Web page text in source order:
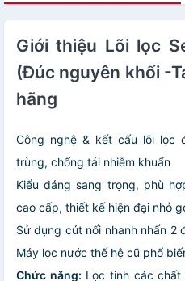
Giới thiệu Lõi lọc
(Đúc nguyên khối -
hãng
Công nghệ & kết cấu lõi lọc
trùng, chống tái nhiễm khuẩn
Kiểu dáng sang trọng, phù
cao cấp, thiết kế hiện đại nhỏ
Sử dụng cút nối nhanh nhấn 2
Máy lọc nước thế hệ cũ phổ
Chức năng: Lọc tinh các